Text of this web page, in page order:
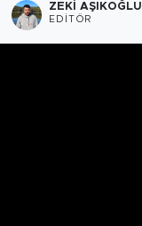
ZEKI AŞIKOĞLU
EDITÖR